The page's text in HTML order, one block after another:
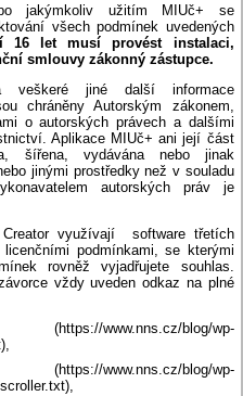
jakýmkoliv užitím MIUč+ se
všech podmínek uvedených
16 let musí provést instalaci,
smlouvy zákonný zástupce.
veškeré jiné další informace
chráněny Autorským zákonem,
o autorských právech a dalšími
Aplikace MIUč+ ani její část
šířena, vydávána nebo jinak
jinými prostředky než v souladu
autorských práv je
využívají software třetích
podmínkami, se kterými
rovněž vyjadřujete souhlas.
vždy uveden odkaz na plné
www.nns.cz/blog/wp-
www.nns.cz/blog/wp-